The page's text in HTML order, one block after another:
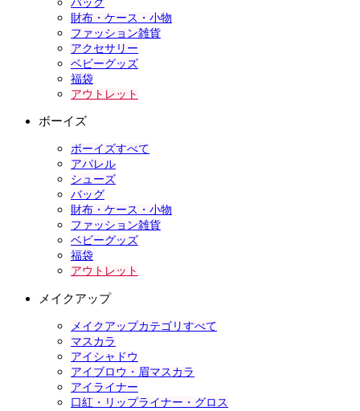
バッグ
財布・ケース・小物
ファッション雑貨
アクセサリー
ベビーグッズ
福袋
アウトレット
ボーイズ
ボーイズすべて
アパレル
シューズ
バッグ
財布・ケース・小物
ファッション雑貨
ベビーグッズ
福袋
アウトレット
メイクアップ
メイクアップカテゴリすべて
マスカラ
アイシャドウ
アイブロウ・眉マスカラ
アイライナー
口紅・リップライナー・グロス